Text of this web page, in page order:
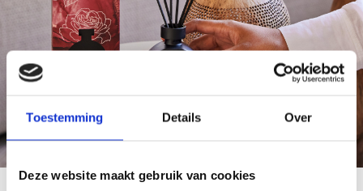
Toestemming Details Over
Deze website maakt gebruik van cookies